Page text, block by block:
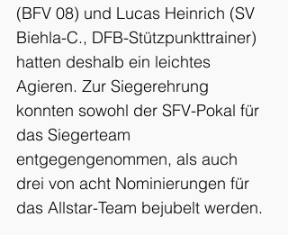
(BFV 08) und Lucas Heinrich (SV
Biehla-C., DFB-Stützpunkttrainer)
hatten deshalb ein leichtes
Agieren. Zur Siegerehrung
konnten sowohl der SFV-Pokal für
das Siegerteam
entgegengenommen, als auch
drei von acht Nominierungen für
das Allstar-Team bejubelt werden.